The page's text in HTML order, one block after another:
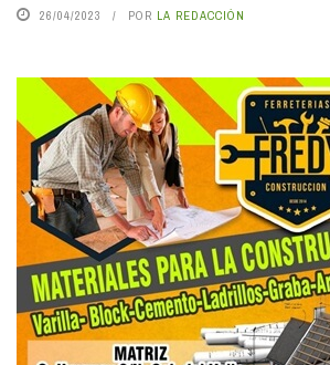
26/04/2023 POR LA REDACCIÓN